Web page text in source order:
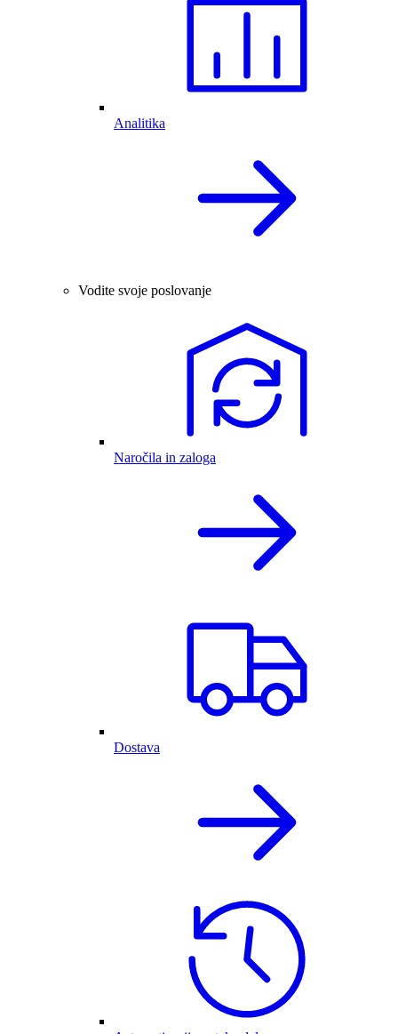
Analitika
Vodite svoje poslovanje
Naročila in zaloga
Dostava